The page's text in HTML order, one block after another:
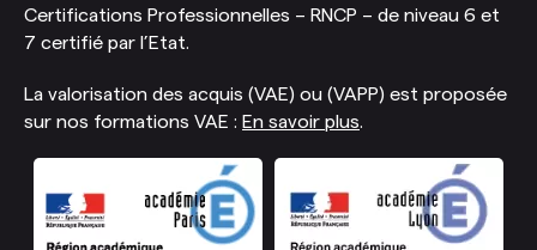
Certifications Professionnelles – RNCP – de niveau 6 et
7 certifié par l’Etat.
La valorisation des acquis (VAE) ou (VAPP) est proposée
sur nos formations VAE : En savoir plus.